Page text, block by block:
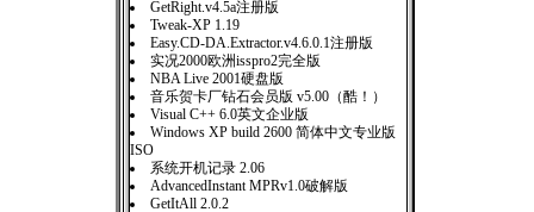
GetRight.v4.5a注册版
Tweak-XP 1.19
Easy.CD-DA.Extractor.v4.6.0.1注册版
实况2000欧洲isspro2完全版
NBA Live 2001硬盘版
音乐贺卡厂钻石会员版 v5.00（酷！）
Visual C++ 6.0英文企业版
Windows XP build 2600 简体中文专业版
ISO
系统开机记录 2.06
AdvancedInstant MPRv1.0破解版
GetItAll 2.0.2